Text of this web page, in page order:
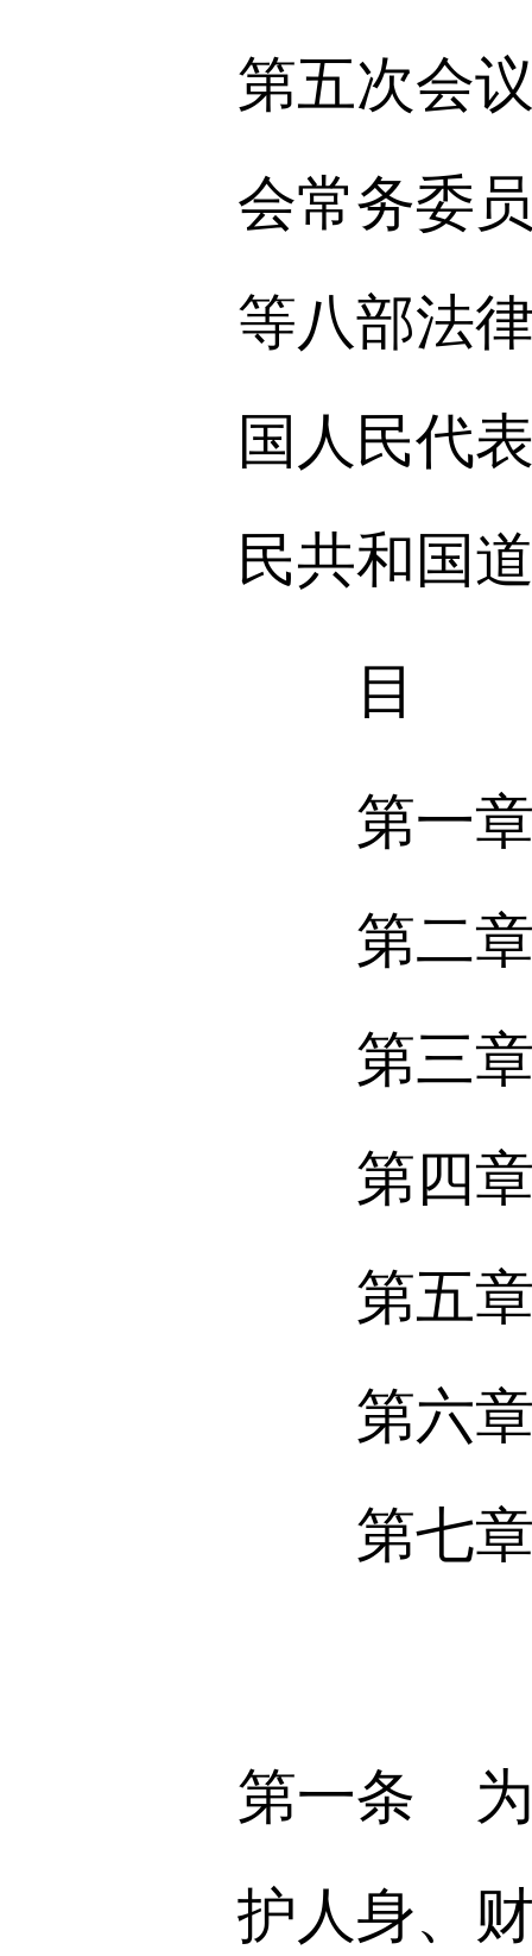
第五次会
会常务委
等八部法
国人民代
民共和国
目
第一
第二章
第三章
第四章
第五章
第六章
第七
第一条 为
护人身、